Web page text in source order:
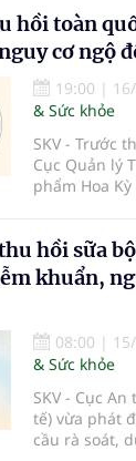
vụ khám
được cấp
theo quy
hồi toàn
cơ ngộ
19:00 |
& Sức khỏe
SKV - Trước
Cục Quản lý
phẩm Hoa
toàn thực
tiếp ban
tốc yêu cầu
thuộc thương
tại thị trường
vệ tuyệt đối
dùng.
hồi sữa
khuẩn,
08:00 |
& Sức khỏe
SKV - Cục
tế) vừa phát
cầu rà soát,